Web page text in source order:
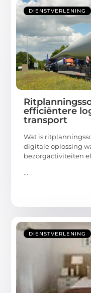
DIENSTVERLENING
efficiëntere
transport
Wat is
digitale oplossing
bezorgactiviteiten
...
DIENSTVERLENING